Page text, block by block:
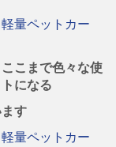
こまで色々な使
になる
す